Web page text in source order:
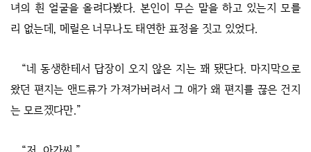
녀의 흰 얼굴을 올려다봤다. 본인이 무슨 말을 하고 있는지 모를
리 없는데, 메릴은 너무나도 태연한 표정을 짓고 있었다.
“네 동생한테서 답장이 오지 않은 지는 꽤 됐단다. 마지막으로
왔던 편지는 앤드류가 가져가버려서 그 애가 왜 편지를 끊은 건지
는 모르겠다만.”